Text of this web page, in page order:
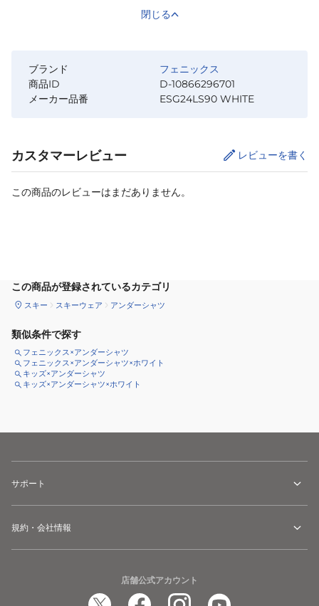
閉じる
ブランド
フェニックス
商品ID
D-10866296701
メーカー品番
ESG24LS90 WHITE
カスタマーレビュー レビューを書く
この商品のレビューはまだありません。
この商品が登録されているカテゴリ
スキー スキーウェア アンダーシャツ
類似条件で探す
フェニックス×アンダーシャツ
フェニックス×アンダーシャツ×ホワイト
キッズ×アンダーシャツ
キッズ×アンダーシャツ×ホワイト
サポート
規約・会社情報
店舗公式アカウント